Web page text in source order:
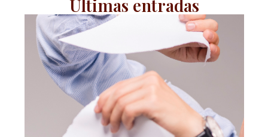
Últimas entradas